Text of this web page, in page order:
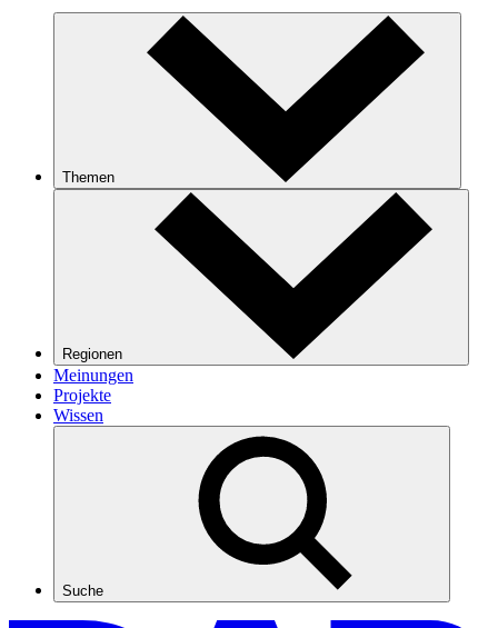
Themen
Regionen
Meinungen
Projekte
Wissen
Suche